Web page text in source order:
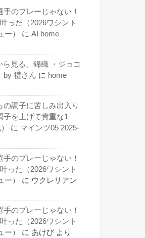
手のプレーじゃない！
った（2026ワシント
）
に AI home
見る、錦織 ・ジョコ
by 禮さん に home
調子に苦しみ出入り
を上げて貴重な1
に マインツ05 2025-
手のプレーじゃない！
った（2026ワシント
）
に ウクレリアン
手のプレーじゃない！
った（2026ワシント
）
に あけび より